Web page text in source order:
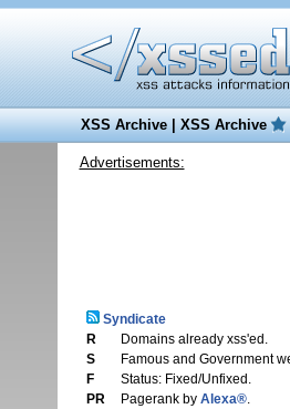
XSS Archive|XSS Archive
Advertisements:
Syndicate
R
Domains already xss'ed.
S
Famous and Government
F
Status: Fixed/Unfixed.
PR
Pagerank by Alexa®.